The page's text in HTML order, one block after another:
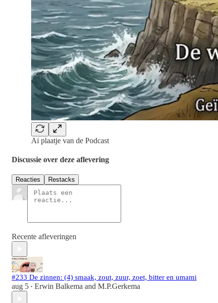
Ai plaatje van de Podcast
Discussie over deze aflevering
Reacties Restacks
Recente afleveringen
#233 De zinnen: (4) smaak, zout, zuur, zoet, bitter en umami
aug 5 • Erwin Balkema and M.P.Gerkema